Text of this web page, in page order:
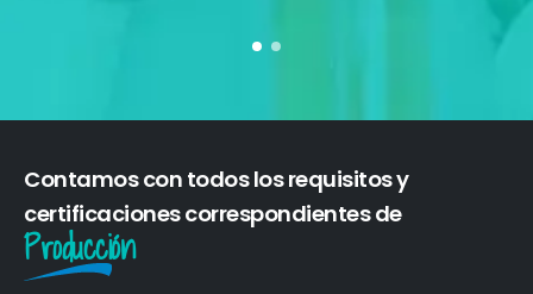
Contamos con todos los requisitos y
certificaciones correspondientes de
Producción